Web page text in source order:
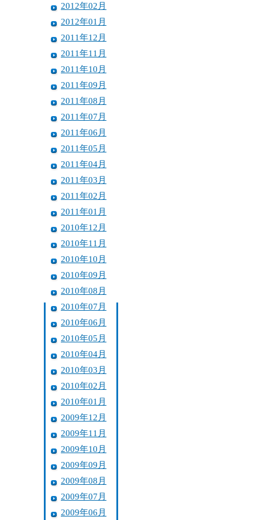
2012年02月
2012年01月
2011年12月
2011年11月
2011年10月
2011年09月
2011年08月
2011年07月
2011年06月
2011年05月
2011年04月
2011年03月
2011年02月
2011年01月
2010年12月
2010年11月
2010年10月
2010年09月
2010年08月
2010年07月
2010年06月
2010年05月
2010年04月
2010年03月
2010年02月
2010年01月
2009年12月
2009年11月
2009年10月
2009年09月
2009年08月
2009年07月
2009年06月